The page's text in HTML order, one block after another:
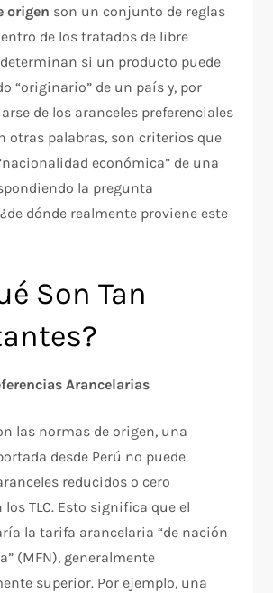
origen son un conjunto de reglas
de los tratados de libre
si un producto puede
“originario” de un país y, por
de los aranceles preferenciales
otras palabras, son criterios que
económica” de una
la pregunta
dónde realmente proviene este
Son Tan
Arancelarias
las normas de origen, una
desde Perú no puede
reducidos o cero
los TLC. Esto significa que el
la tarifa arancelaria “de nación
(MFN), generalmente
superior. Por ejemplo, una